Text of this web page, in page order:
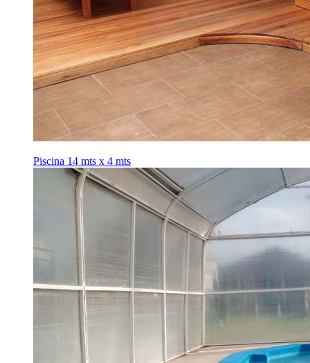
Piscina 14 mts x 4 mts